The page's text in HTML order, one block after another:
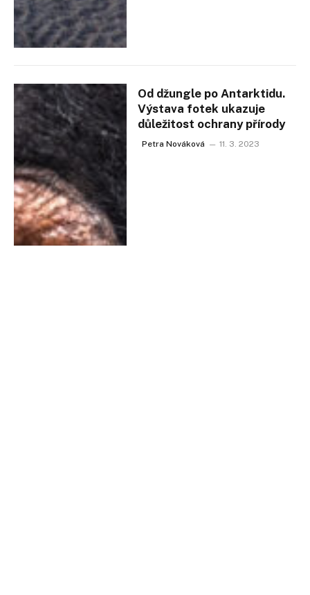
Od džungle po Antarktidu.
Výstava fotek ukazuje
důležitost ochrany přírody
Petra Nováková 11. 3. 2023